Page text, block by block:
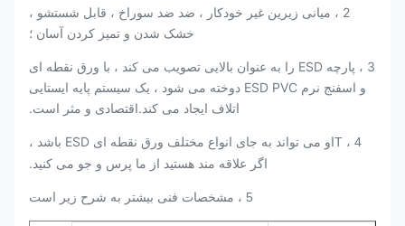
2 ، میانی زیرین غیر خودکار ، ضد ضد سوراخ ، قابل شستشو ،
خشک شدن و تمیز کردن آسان ؛
3 ، پارچه ESD را به عنوان بالایی تصویب می کند ، با ورق نقطه ای
و اسفنج نرم ESD PVC دوخته می شود ، یک سیستم پایه ایستایی
اتلاف ایجاد می کند.اقتصادی و مثر است.
4 ، T
او می تواند به جای انواع مختلف ورق نقطه ای ESD باشد ،
اگر علاقه مند هستید از ما پرس و جو می کنید.
5 ، مشخصات فنی بیشتر به شرح زیر است